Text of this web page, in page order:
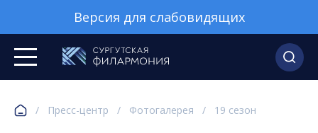
Версия для слабовидящих
/ Пресс-центр / Фотогалерея / 19 сезон